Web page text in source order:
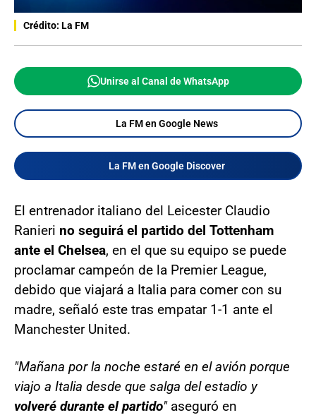
Crédito: La FM
Unirse al Canal de WhatsApp
La FM en Google News
La FM en Google Discover
El entrenador italiano del Leicester Claudio
Ranieri no seguirá el partido del Tottenham
ante el Chelsea, en el que su equipo se puede
proclamar campeón de la Premier League,
debido que viajará a Italia para comer con su
madre, señaló este tras empatar 1-1 ante el
Manchester United.
"Mañana por la noche estaré en el avión porque
viajo a Italia desde que salga del estadio y
volveré durante el partido" aseguró en